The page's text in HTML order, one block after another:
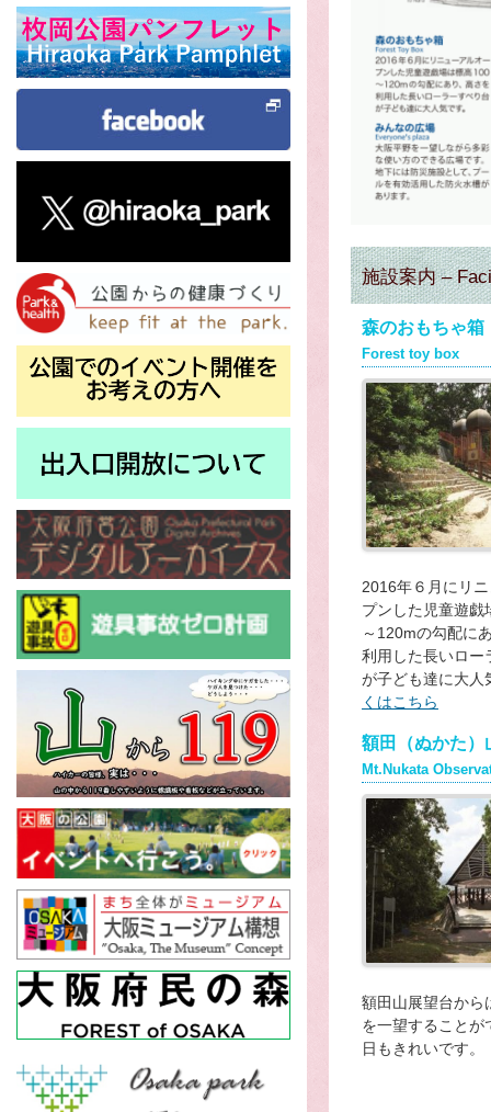
施設案内 –
森のおもちゃ箱
Forest toy box
2016年６月にリ
プンした児童遊戯
～120mの勾配に
利用した長いロー
が子ども達に大人
くはこちら
額田（ぬかた）
Mt.Nukata
額田山展望台から
を一望することが
日もきれいです。